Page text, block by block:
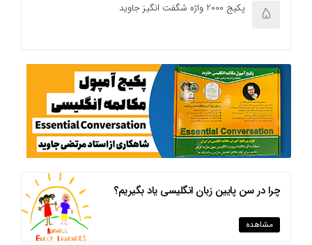
5 پکیج 2000 واژه شگفت انگیز جاوید
چرا در سن پایین زبان انگلیسی یاد بگیریم؟
مشاهده